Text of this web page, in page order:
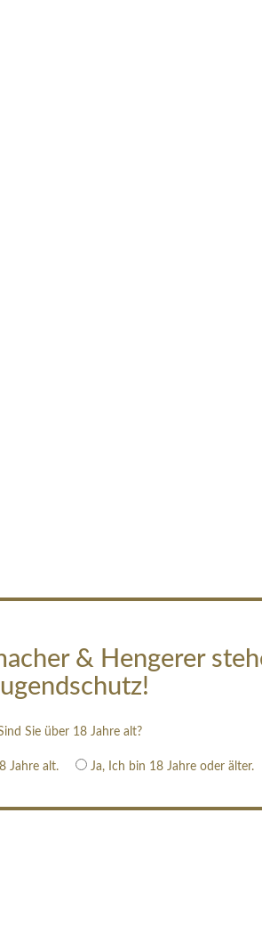
& Hengerer
Sie über 18 Jahre alt?
Jahre alt. Ja, Ich bin 18 Jahre oder älter.